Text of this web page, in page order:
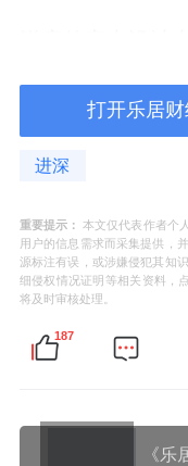
会所配置了约24
摊到每户头上的
物业由宸嘉自有
区位上，项目处
打开乐居
进深
重要提示： 本文仅代表作者个
用户的信息需求而采集提供，
源标注有误，或涉嫌侵犯其知
细侵权情况证明等相关资料，
将及时审核处理。
187
《乐